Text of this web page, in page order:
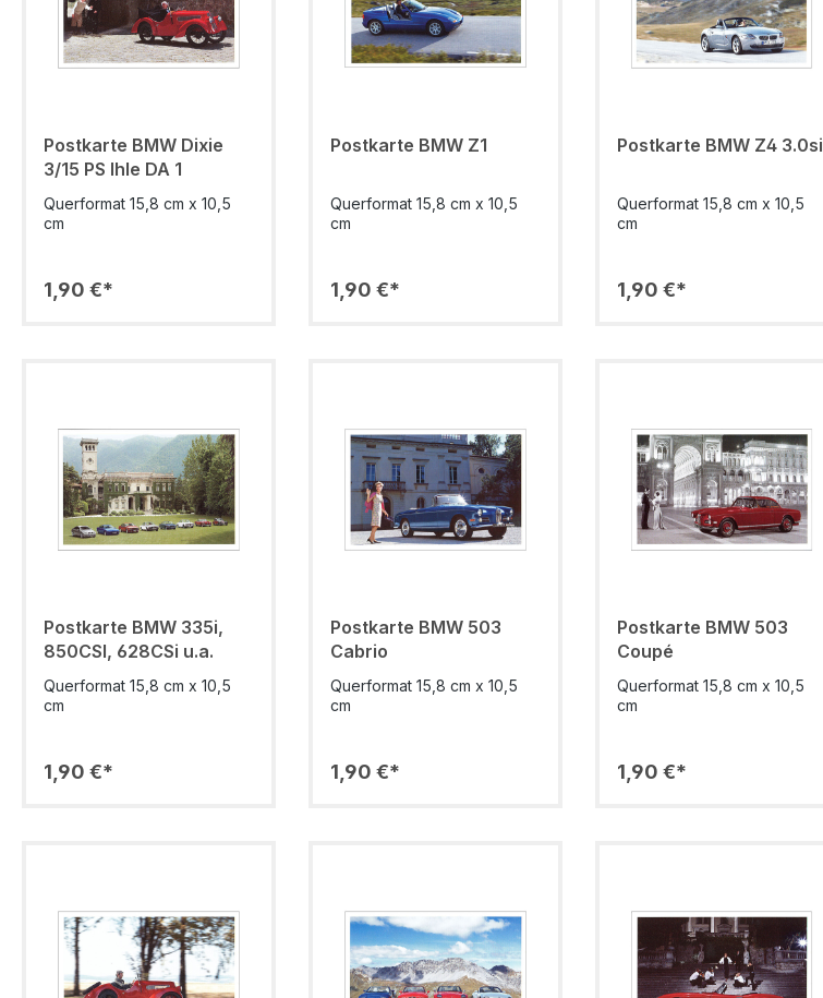
Postkarte BMW Dixie
3/15 PS Ihle DA 1
Querformat 15,8 cm x 10,5
cm
1,90 €*
Postkarte BMW Z1
Querformat 15,8 cm x 10,5
cm
1,90 €*
Postkarte BMW Z4 3.0si
Querformat 15,8 cm x 10,5
cm
1,90 €*
Postkarte BMW 335i,
850CSI, 628CSi u.a.
Querformat 15,8 cm x 10,5
cm
1,90 €*
Postkarte BMW 503
Cabrio
Querformat 15,8 cm x 10,5
cm
1,90 €*
Postkarte BMW 503
Coupé
Querformat 15,8 cm x 10,5
cm
1,90 €*